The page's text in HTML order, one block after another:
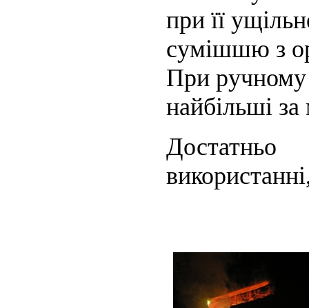
при її
сумішшю з
При ручному
найбільші